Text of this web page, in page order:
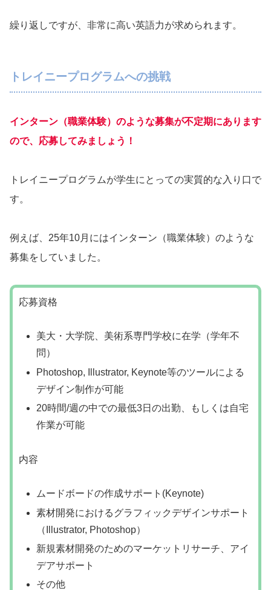
繰り返しですが、非常に高い英語力が求められます。
トレイニープログラムへの挑戦
インターン（職業体験）のような募集が不定期にあります
ので、応募してみましょう！
トレイニープログラムが学生にとっての実質的な入り口で
す。
例えば、25年10月にはインターン（職業体験）のような
募集をしていました。
応募資格
美大・大学院、美術系専門学校に在学（学年不
問）
Photoshop, Illustrator, Keynote等のツールによる
デザイン制作が可能
20時間/週の中での最低3日の出勤、もしくは自宅
作業が可能
内容
ムードボードの作成サポート(Keynote)
素材開発におけるグラフィックデザインサポート
（Illustrator, Photoshop）
新規素材開発のためのマーケットリサーチ、アイ
デアサポート
その他